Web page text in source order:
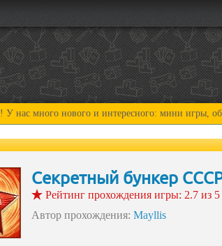
и интересного: мини игры, обзоры,
Секретный бункер
Рейтинг прохождения игры: 2.7 из 5
Автор прохождения: Mayllis